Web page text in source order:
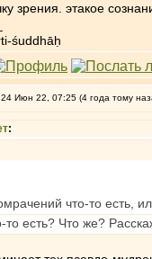
зрения. этакое
śuddhāḥ
Июн 22, 07:25 (4 года тому
:
что-то есть,
есть? Что же?